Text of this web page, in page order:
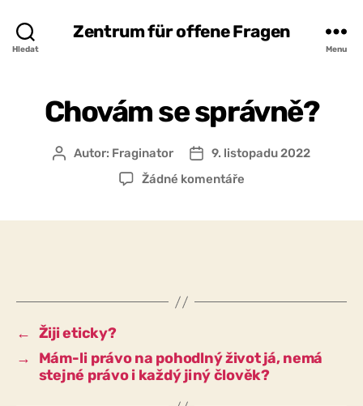
Hledat
Zentrum für offene Fragen
Menu
Chovám se správně?
AutorAutor: Fraginator
Datum
příspěvku
9. listopadu 2022
Žádné komentářeu
← Žiji eticky?
→
Mám-li právo na pohodlný život já, nemá
stejné právo i každý jiný člověk?